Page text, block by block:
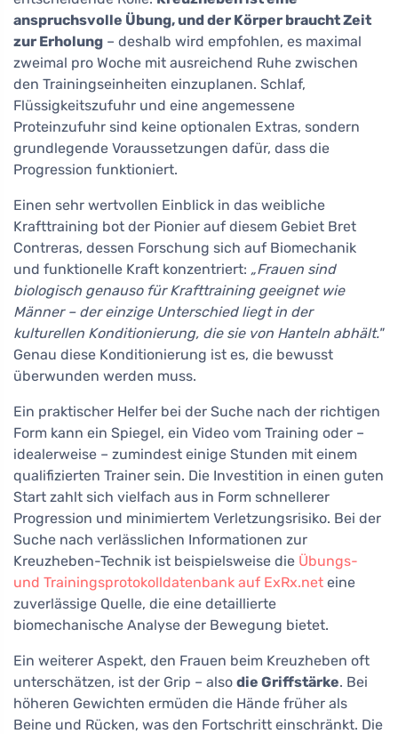
anspruchsvolle Übung, und der Körper braucht Zeit
zur Erholung – deshalb wird empfohlen, es maximal
zweimal pro Woche mit ausreichend Ruhe zwischen
den Trainingseinheiten einzuplanen. Schlaf,
Flüssigkeitszufuhr und eine angemessene
Proteinzufuhr sind keine optionalen Extras, sondern
grundlegende Voraussetzungen dafür, dass die
Progression funktioniert.
Einen sehr wertvollen Einblick in das weibliche
Krafttraining bot der Pionier auf diesem Gebiet Bret
Contreras, dessen Forschung sich auf Biomechanik
und funktionelle Kraft konzentriert: „Frauen sind
biologisch genauso für Krafttraining geeignet wie
Männer – der einzige Unterschied liegt in der
kulturellen Konditionierung, die sie von Hanteln abhält."
Genau diese Konditionierung ist es, die bewusst
überwunden werden muss.
Ein praktischer Helfer bei der Suche nach der richtigen
Form kann ein Spiegel, ein Video vom Training oder –
idealerweise – zumindest einige Stunden mit einem
qualifizierten Trainer sein. Die Investition in einen guten
Start zahlt sich vielfach aus in Form schnellerer
Progression und minimiertem Verletzungsrisiko. Bei der
Suche nach verlässlichen Informationen zur
Kreuzheben-Technik ist beispielsweise die Übungs-
und Trainingsprotokolldatenbank auf ExRx.net eine
zuverlässige Quelle, die eine detaillierte
biomechanische Analyse der Bewegung bietet.
Ein weiterer Aspekt, den Frauen beim Kreuzheben oft
unterschätzen, ist der Grip – also die Griffstärke. Bei
höheren Gewichten ermüden die Hände früher als
Beine und Rücken, was den Fortschritt einschränkt. Die